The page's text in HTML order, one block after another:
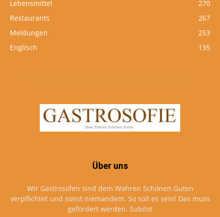
Lebensmittel
270
Restaurants
267
Meldungen
253
Englisch
135
Über uns
Wir Gastrosofen sind dem Wahren Schönen Guten
verpflichtet und sonst niemandem. So soll es sein! Das muss
gefördert werden. Subito!